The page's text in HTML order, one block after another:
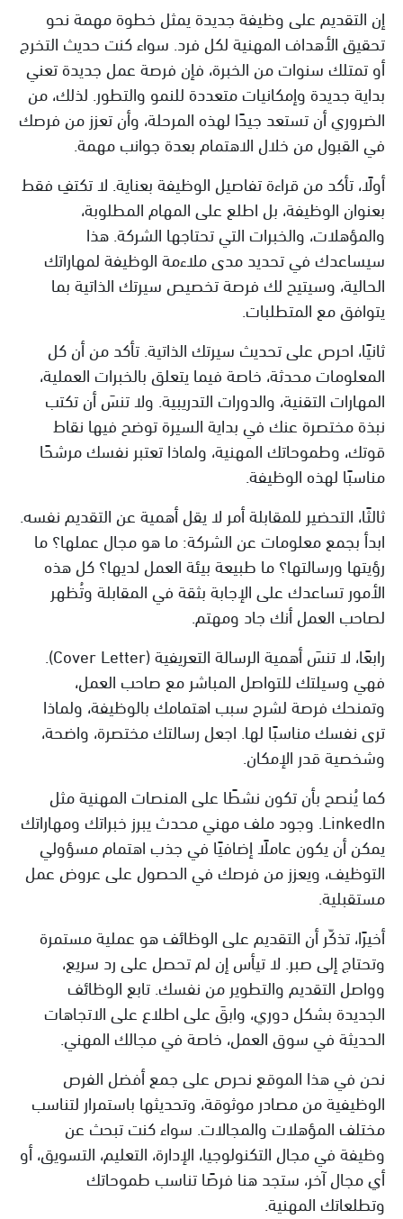
إن التقديم على وظيفة جديدة يمثل خطوة مهمة نحو
تحقيق الأهداف المهنية لكل فرد. سواء كنت حديث التخرج
أو تمتلك سنوات من الخبرة، فإن فرصة عمل جديدة تعني
بداية جديدة وإمكانيات متعددة للنمو والتطور. لذلك، من
الضروري أن تستعد جيدًا لهذه المرحلة، وأن تعزز من فرصك
في القبول من خلال الاهتمام بعدة جوانب مهمة.
أولًا، تأكد من قراءة تفاصيل الوظيفة بعناية. لا تكتفِ فقط
بعنوان الوظيفة، بل اطلع على المهام المطلوبة،
والمؤهلات، والخبرات التي تحتاجها الشركة. هذا
سيساعدك في تحديد مدى ملاءمة الوظيفة لمهاراتك
الحالية، وسيتيح لك فرصة تخصيص سيرتك الذاتية بما
يتوافق مع المتطلبات.
ثانيًا، احرص على تحديث سيرتك الذاتية. تأكد من أن كل
المعلومات محدثة، خاصة فيما يتعلق بالخبرات العملية،
المهارات التقنية، والدورات التدريبية. ولا تنسَ أن تكتب
نبذة مختصرة عنك في بداية السيرة توضح فيها نقاط
قوتك، وطموحاتك المهنية، ولماذا تعتبر نفسك مرشحًا
مناسبًا لهذه الوظيفة.
ثالثًا، التحضير للمقابلة أمر لا يقل أهمية عن التقديم نفسه.
ابدأ بجمع معلومات عن الشركة: ما هو مجال عملها؟ ما
رؤيتها ورسالتها؟ ما طبيعة بيئة العمل لديها؟ كل هذه
الأمور تساعدك على الإجابة بثقة في المقابلة وتُظهر
لصاحب العمل أنك جاد ومهتم.
رابعًا، لا تنسَ أهمية الرسالة التعريفية (Cover Letter).
فهي وسيلتك للتواصل المباشر مع صاحب العمل،
وتمنحك فرصة لشرح سبب اهتمامك بالوظيفة، ولماذا
ترى نفسك مناسبًا لها. اجعل رسالتك مختصرة، واضحة،
وشخصية قدر الإمكان.
كما يُنصح بأن تكون نشطًا على المنصات المهنية مثل
LinkedIn. وجود ملف مهني محدث يبرز خبراتك ومهاراتك
يمكن أن يكون عاملًا إضافيًا في جذب اهتمام مسؤولي
التوظيف، ويعزز من فرصك في الحصول على عروض عمل
مستقبلية.
أخيرًا، تذكّر أن التقديم على الوظائف هو عملية مستمرة
وتحتاج إلى صبر. لا تيأس إن لم تحصل على رد سريع،
وواصل التقديم والتطوير من نفسك. تابع الوظائف
الجديدة بشكل دوري، وابقَ على اطلاع على الاتجاهات
الحديثة في سوق العمل، خاصة في مجالك المهني.
نحن في هذا الموقع نحرص على جمع أفضل الفرص
الوظيفية من مصادر موثوقة، وتحديثها باستمرار لتناسب
مختلف المؤهلات والمجالات. سواء كنت تبحث عن
وظيفة في مجال التكنولوجيا، الإدارة، التعليم، التسويق، أو
أي مجال آخر، ستجد هنا فرصًا تناسب طموحاتك
وتطلعاتك المهنية.